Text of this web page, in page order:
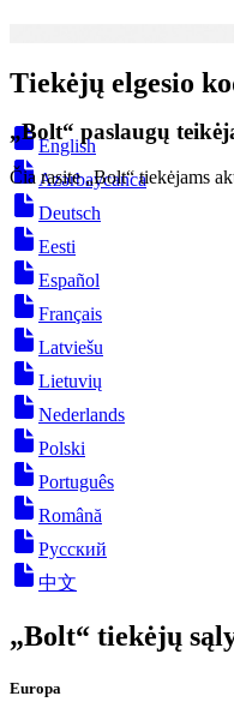
„Bolt“ paslaugų
Čia rasite „Bolt“ tiekėjams
Tiekėjų elgesio
English
Azərbaycanca
Deutsch
Eesti
Español
Français
Latviešu
Lietuvių
Nederlands
Polski
Português
Română
Русский
中文
„Bolt“ tiekėjų
Europa